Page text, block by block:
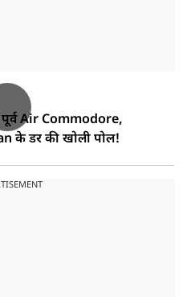
Air Commodore,
के डर की खोली पोल!